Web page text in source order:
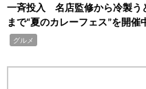
一斉投入 名店監修から冷製う
まで“夏のカレーフェス”を開催
グルメ